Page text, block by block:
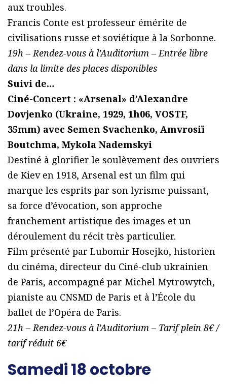
aux troubles.
Francis Conte est professeur émérite de
civilisations russe et soviétique à la Sorbonne.
19h – Rendez-vous à l’Auditorium – Entrée libre
dans la limite des places disponibles
Suivi de…
Ciné-Concert : «Arsenal» d’Alexandre
Dovjenko (Ukraine, 1929, 1h06, VOSTF,
35mm) avec Semen Svachenko, Amvrosiï
Boutchma, Mykola Nademskyi
Destiné à glorifier le soulèvement des ouvriers
de Kiev en 1918, Arsenal est un film qui
marque les esprits par son lyrisme puissant,
sa force d’évocation, son approche
franchement artistique des images et un
déroulement du récit très particulier.
Film présenté par Lubomir Hosejko, historien
du cinéma, directeur du Ciné-club ukrainien
de Paris, accompagné par Michel Mytrowytch,
pianiste au CNSMD de Paris et à l’École du
ballet de l’Opéra de Paris.
21h – Rendez-vous à l’Auditorium – Tarif plein 8€ /
tarif réduit 6€
Samedi 18 octobre